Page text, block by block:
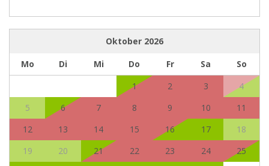
Oktober 2026
Mo
Di Mi Do Fr Sa
So
1
2 3
4
5
6 7 8 9 10
11
12
13 14 15 16 17
18
19
20 21 22 23 24
25